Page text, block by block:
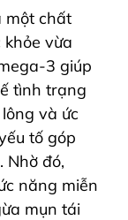
một chất
khỏe vừa
3 giúp
tình trạng
và ức
tố góp
Nhờ đó,
năng miễn
mụn tái